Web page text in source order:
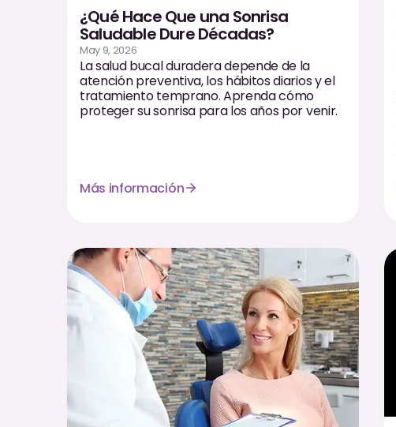
¿Qué Hace Que una Sonrisa
Saludable Dure Décadas?
May 9, 2026
La salud bucal duradera depende de la
atención preventiva, los hábitos diarios y el
tratamiento temprano. Aprenda cómo
proteger su sonrisa para los años por venir.
Más información